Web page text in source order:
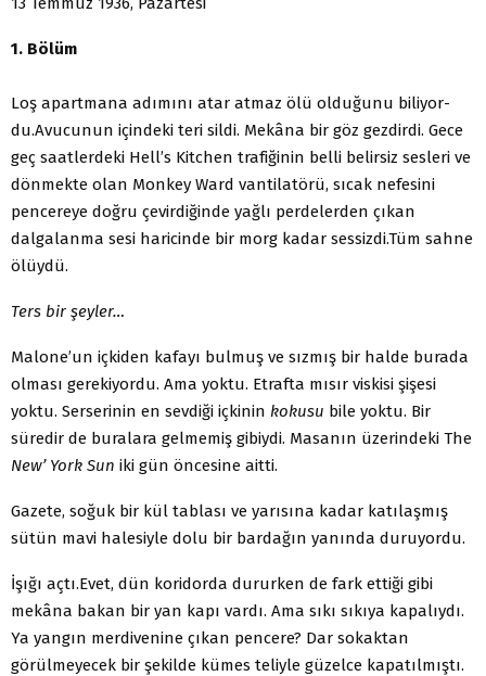
1. Bölüm
Loş apartmana adımını atar atmaz ölü olduğunu biliyor­
du.Avucunun içindeki teri sildi. Mekâna bir göz gezdirdi. Gece
geç saatlerdeki Hell’s Kitchen trafiğinin belli belirsiz sesleri ve
dönmekte olan Monkey Ward vantilatörü, sıcak ne­fesini
pencereye doğru çevirdiğinde yağlı perdelerden çıkan
dalgalanma sesi haricinde bir morg kadar sessizdi.Tüm sahne
ölüydü.
Ters bir şeyler…
Malone’un içkiden kafayı bulmuş ve sızmış bir halde bu­rada
olması gerekiyordu. Ama yoktu. Etrafta mısır viskisi şi­şesi
yoktu. Serserinin en sevdiği içkinin kokusu bile yoktu. Bir
süredir de buralara gelmemiş gibiydi. Masanın üzerinde­ki The
New’ York Sun iki gün öncesine aitti.
Gazete, soğuk bir kül tablası ve yarısına kadar katılaşmış
sütün mavi halesiyle dolu bir bardağın yanında duruyordu.
İşığı açtı.Evet, dün koridorda dururken de fark ettiği gibi
mekâna bakan bir yan kapı vardı. Ama sıkı sıkıya kapalıydı.
Ya yan­gın merdivenine çıkan pencere? Dar sokaktan
görülmeyecek bir şekilde kümes teliyle güzelce kapatılmıştı.